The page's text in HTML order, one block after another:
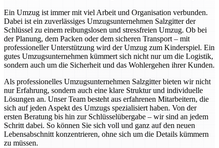
Ein Umzug ist immer mit viel Arbeit und Organisation verbunden.
Dabei ist ein zuverlässiges Umzugsunternehmen Salzgitter der
Schlüssel zu einem reibungslosen und stressfreien Umzug. Ob bei
der Planung, dem Packen oder dem sicheren Transport – mit
professioneller Unterstützung wird der Umzug zum Kinderspiel. Ein
gutes Umzugsunternehmen kümmert sich nicht nur um die Logistik,
sondern auch um die Sicherheit und das Wohlergehen ihrer Kunden.
Als professionelles Umzugsunternehmen Salzgitter bieten wir nicht
nur Erfahrung, sondern auch eine klare Struktur und individuelle
Lösungen an. Unser Team besteht aus erfahrenen Mitarbeitern, die
sich auf jeden Aspekt des Umzugs spezialisiert haben. Von der
ersten Beratung bis hin zur Schlüsselübergabe – wir sind an jedem
Schritt dabei. So können Sie sich voll und ganz auf den neuen
Lebensabschnitt konzentrieren, ohne sich um die Details kümmern
zu müssen.